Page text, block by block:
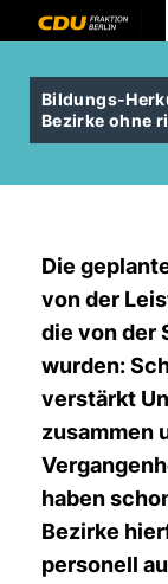
Bildungs-
Bezirke ohne
Die
von der
die von der
wurden:
verstärkt
zusammen
haben
Bezirke
personell